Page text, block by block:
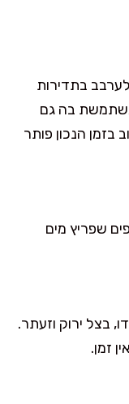
בתדירות
בה גם
בזמן הנכון פותר
שפריץ מים
בצל ירוק וזעתר.
זמן.